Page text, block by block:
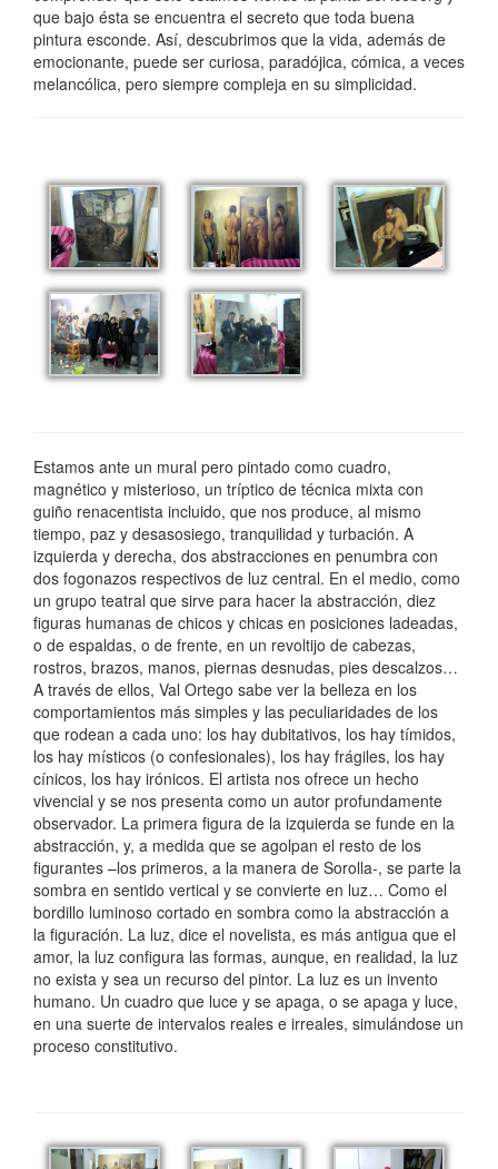
que bajo ésta se encuentra el secreto que toda buena
pintura esconde. Así, descubrimos que la vida, además de
emocionante, puede ser curiosa, paradójica, cómica, a veces
melancólica, pero siempre compleja en su simplicidad.
Estamos ante un mural pero pintado como cuadro,
magnético y misterioso, un tríptico de técnica mixta con
guiño renacentista incluido, que nos produce, al mismo
tiempo, paz y desasosiego, tranquilidad y turbación. A
izquierda y derecha, dos abstracciones en penumbra con
dos fogonazos respectivos de luz central. En el medio, como
un grupo teatral que sirve para hacer la abstracción, diez
figuras humanas de chicos y chicas en posiciones ladeadas,
o de espaldas, o de frente, en un revoltijo de cabezas,
rostros, brazos, manos, piernas desnudas, pies descalzos…
A través de ellos, Val Ortego sabe ver la belleza en los
comportamientos más simples y las peculiaridades de los
que rodean a cada uno: los hay dubitativos, los hay tímidos,
los hay místicos (o confesionales), los hay frágiles, los hay
cínicos, los hay irónicos. El artista nos ofrece un hecho
vivencial y se nos presenta como un autor profundamente
observador. La primera figura de la izquierda se funde en la
abstracción, y, a medida que se agolpan el resto de los
figurantes –los primeros, a la manera de Sorolla-, se parte la
sombra en sentido vertical y se convierte en luz… Como el
bordillo luminoso cortado en sombra como la abstracción a
la figuración. La luz, dice el novelista, es más antigua que el
amor, la luz configura las formas, aunque, en realidad, la luz
no exista y sea un recurso del pintor. La luz es un invento
humano. Un cuadro que luce y se apaga, o se apaga y luce,
en una suerte de intervalos reales e irreales, simulándose un
proceso constitutivo.